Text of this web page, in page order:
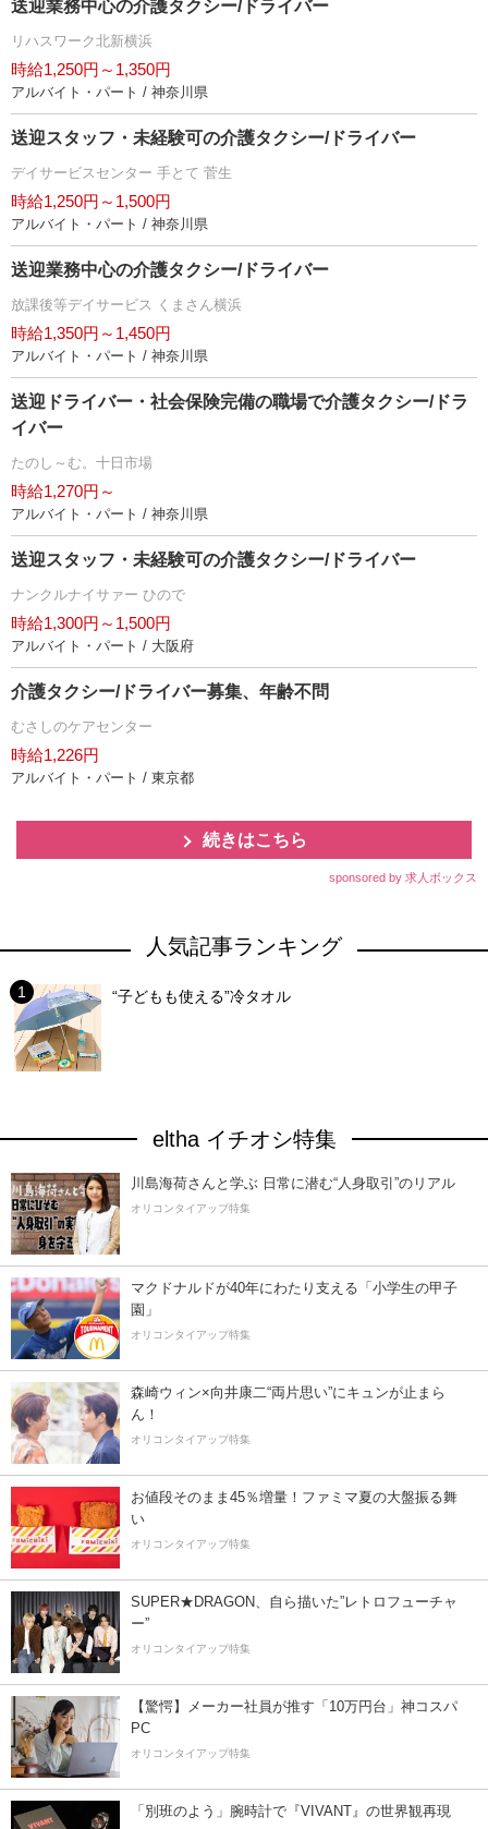
送迎業務中心の介護タクシー/ドライバー
リハスワーク北新横浜
時給1,250円～1,350円
アルバイト・パート / 神奈川県
送迎スタッフ・未経験可の介護タクシー/ドライバー
デイサービスセンター 手とて 菅生
時給1,250円～1,500円
アルバイト・パート / 神奈川県
送迎業務中心の介護タクシー/ドライバー
放課後等デイサービス くまさん横浜
時給1,350円～1,450円
アルバイト・パート / 神奈川県
送迎ドライバー・社会保険完備の職場で介護タクシー/ドラ
イバー
たのし～む。十日市場
時給1,270円～
アルバイト・パート / 神奈川県
送迎スタッフ・未経験可の介護タクシー/ドライバー
ナンクルナイサァー ひので
時給1,300円～1,500円
アルバイト・パート / 大阪府
介護タクシー/ドライバー募集、年齢不問
むさしのケアセンター
時給1,226円
アルバイト・パート / 東京都
続きはこちら
sponsored by 求人ボックス
人気記事ランキング
“子どもも使える”冷タオル
eltha イチオシ特集
川島海荷さんと学ぶ 日常に潜む“人身取引”のリアル
オリコンタイアップ特集
マクドナルドが40年にわたり支える「小学生の甲子
園」
オリコンタイアップ特集
森崎ウィン×向井康二“両片思い”にキュンが止まら
ん！
オリコンタイアップ特集
お値段そのまま45％増量！ファミマ夏の大盤振る舞
い
オリコンタイアップ特集
SUPER★DRAGON、自ら描いた”レトロフューチャ
ー”
オリコンタイアップ特集
【驚愕】メーカー社員が推す「10万円台」神コスパ
PC
オリコンタイアップ特集
「別班のよう」腕時計で『VIVANT』の世界観再現